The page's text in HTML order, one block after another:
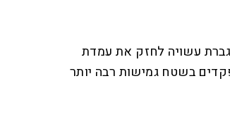
עשויה לחזק את עמדת
בשטח גמישות רבה יותר